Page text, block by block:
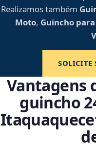
Realizamos também
Moto, Guincho
SOLICITE
Vantagens
guincho